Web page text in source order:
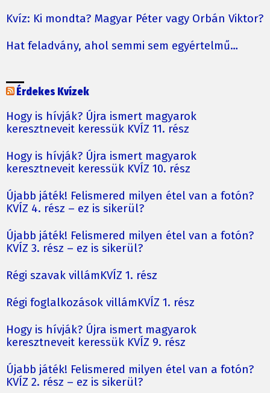
Kvíz: Ki mondta? Magyar Péter vagy Orbán Viktor?
Hat feladvány, ahol semmi sem egyértelmű…
Érdekes Kvízek
Hogy is hívják? Újra ismert magyarok
keresztneveit keressük KVÍZ 11. rész
Hogy is hívják? Újra ismert magyarok
keresztneveit keressük KVÍZ 10. rész
Újabb játék! Felismered milyen étel van a fotón?
KVÍZ 4. rész – ez is sikerül?
Újabb játék! Felismered milyen étel van a fotón?
KVÍZ 3. rész – ez is sikerül?
Régi szavak villámKVÍZ 1. rész
Régi foglalkozások villámKVÍZ 1. rész
Hogy is hívják? Újra ismert magyarok
keresztneveit keressük KVÍZ 9. rész
Újabb játék! Felismered milyen étel van a fotón?
KVÍZ 2. rész – ez is sikerül?